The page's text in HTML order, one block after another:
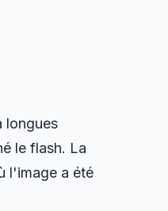
longues
le flash. La
l'image a été